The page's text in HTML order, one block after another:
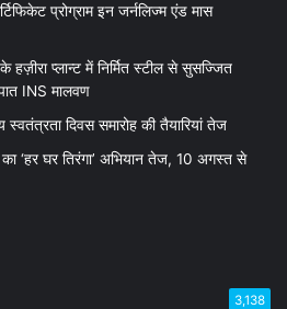
प्रोग्राम इन जर्नलिज्म एंड मास
प्लान्ट में निर्मित स्टील से सुसज्जित
INS मालवण
दिवस समारोह की तैयारियां तेज
‘हर घर तिरंगा’ अभियान तेज, 10 अगस्त से
3,138